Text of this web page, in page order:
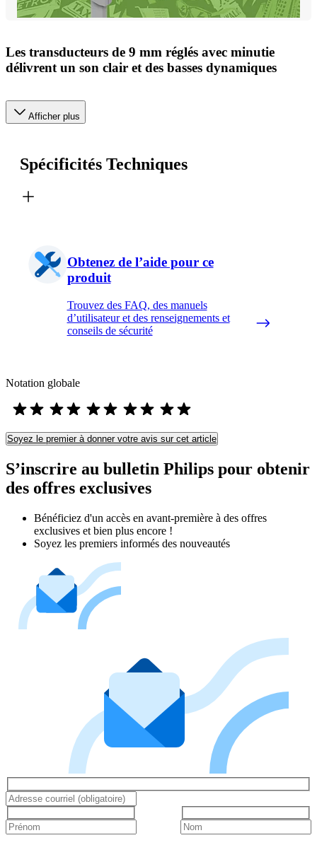
Les transducteurs de 9 mm réglés avec minutie
délivrent un son clair et des basses dynamiques
Afficher plus
Spécificités Techniques
Obtenez de l’aide pour ce
produit
Trouvez des FAQ, des manuels
d’utilisateur et des renseignements et
conseils de sécurité
Notation globale
Soyez le premier à donner votre avis sur cet article
S’inscrire au bulletin Philips pour obtenir
des offres exclusives
Bénéficiez d'un accès en avant-première à des offres
exclusives et bien plus encore !
Soyez les premiers informés des nouveautés